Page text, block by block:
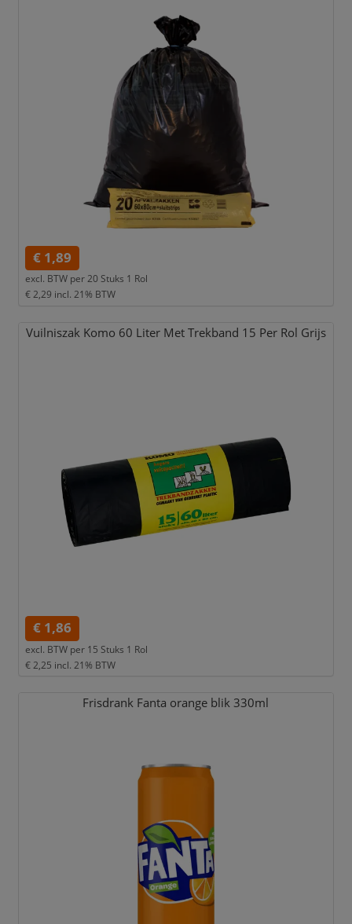
€ 1,89
excl. BTW per20 Stuks 1 Rol
€ 2,29 incl. 21% BTW
Vuilniszak Komo 60 Liter Met Trekband 15 Per Rol Grijs
€ 1,86
excl. BTW per 15 Stuks 1 Rol
€ 2,25 incl. 21% BTW
Frisdrank Fanta orange blik 330ml